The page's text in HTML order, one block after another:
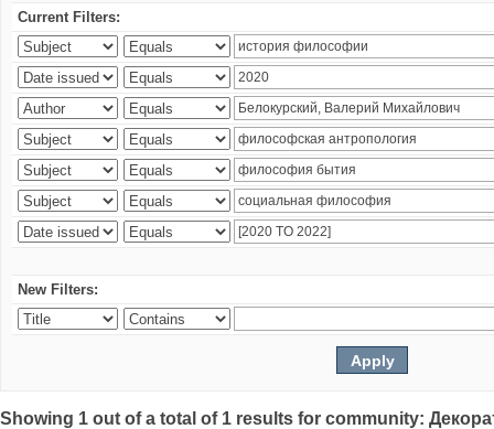
Current Filters:
New Filters:
Showing 1 out of a total of 1 results for community: